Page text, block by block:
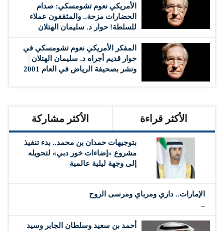
الأمريكي نعوم تشومسكي: صدام
الحضارات مزحة.. والمثقفون عملاء
للسلطة! حوار د. سليمان الهتلان
المفكر الأمريكي نعوم تشومسكي في
حوار قديم أجراه د. سليمان الهتلان
ونشر بصحيفة الرياض في العام 2001
الأكثر قراءة الأكثر مشاركة
بتوجيهات حمدان بن محمد.. بدء تنفيذ
مشروع «إضاءات خور دبي» لتحويله
إلى وجهة ليلية عالمية
الإمارات.. داري ومرباي ومرسى الروح
..
أحمد بن سعيد وسلطان الجابر وسيد